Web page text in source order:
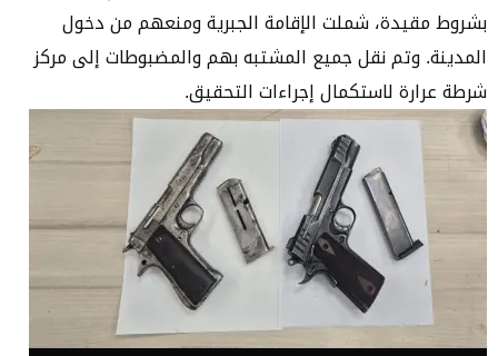
بشروط مقيدة، شملت الإقامة الجبرية ومنعهم من دخول
المدينة. وتم نقل جميع المشتبه بهم والمضبوطات إلى مركز
شرطة عرارة لاستكمال إجراءات التحقيق.